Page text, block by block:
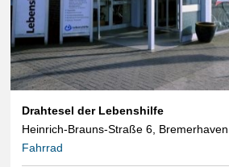
Drahtesel der Lebenshilfe
Heinrich-Brauns-Straße 6, Bremerhaven
Fahrrad